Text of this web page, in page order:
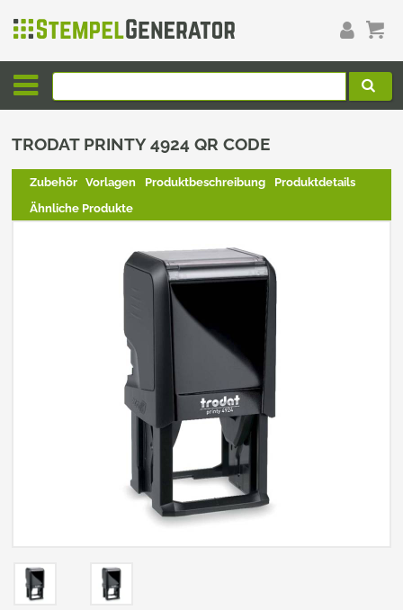
TRODAT PRINTY 4924 QR CODE
Zubehör Vorlagen Produktbeschreibung
Produktdetails
Ähnliche Produkte